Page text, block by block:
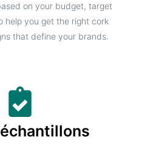
on your budget, target
help you get the right cork
that define your brands.